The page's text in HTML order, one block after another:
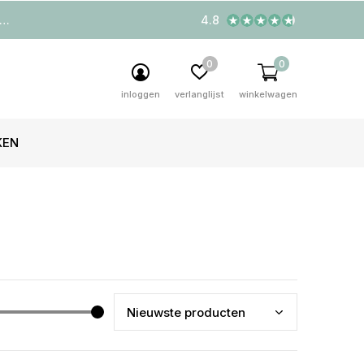
inloggen verlanglijst
0
winkelwagen
0
4.8